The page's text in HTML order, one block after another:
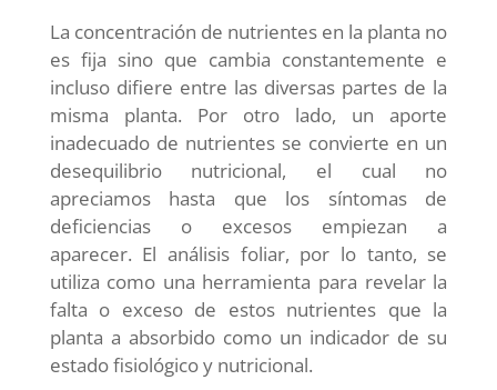
La concentración de nutrientes en la planta no
es fija sino que cambia constantemente e
incluso difiere entre las diversas partes de la
misma planta. Por otro lado, un aporte
inadecuado de nutrientes se convierte en un
desequilibrio nutricional, el cual no
apreciamos hasta que los síntomas de
deficiencias o excesos empiezan a
aparecer. El análisis foliar, por lo tanto, se
utiliza como una herramienta para revelar la
falta o exceso de estos nutrientes que la
planta a absorbido como un indicador de su
estado fisiológico y nutricional.